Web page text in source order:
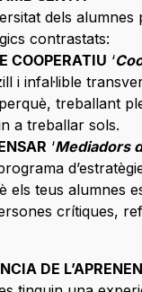
dels alumnes
contrastats:
COOPERATIU ‘
i infal·lible
treballant
a treballar sols.
‘Mediadors
els teus alumnes
crítiques,
DE